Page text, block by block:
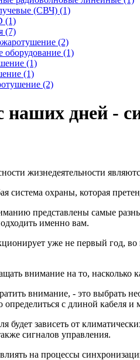
(СВЧ) (1)
(1)
(7)
(2)
(1)
(1)
(1)
(2)
дней -
жизнедеятельности
система охраны, которая
представлены самые
именно вам.
уже не первый год,
внимание на то, насколько
внимание, - это выбрать
с длиной кабеля и
будет зависеть от
сигналов управления.
на процессы